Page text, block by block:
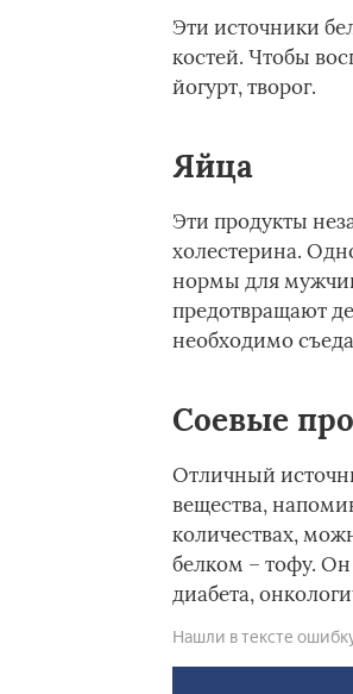
Эти источники
костей. Чтобы
йогурт, творог.
Яйца
Эти продукты
холестерина.
нормы для
предотвращают
необходимо
Соевые
Отличный
вещества,
количествах,
белком – тофу.
диабета,
Нашли в тексте